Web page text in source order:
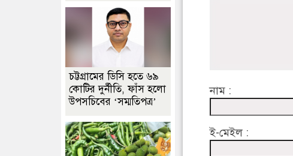
নাম :
ই-মেইল :
চট্টগ্রামের ডিসি হতে ৬৯
কোটির দুর্নীতি, ফাঁস হলো
উপসচিবের ‘সম্মতিপত্র’